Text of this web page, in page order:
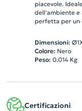
piacevole.
dell'ambiente e
perfetta per un
Dimensioni:
Colore: Nero
Peso: 0.014Kg
Certificazioni